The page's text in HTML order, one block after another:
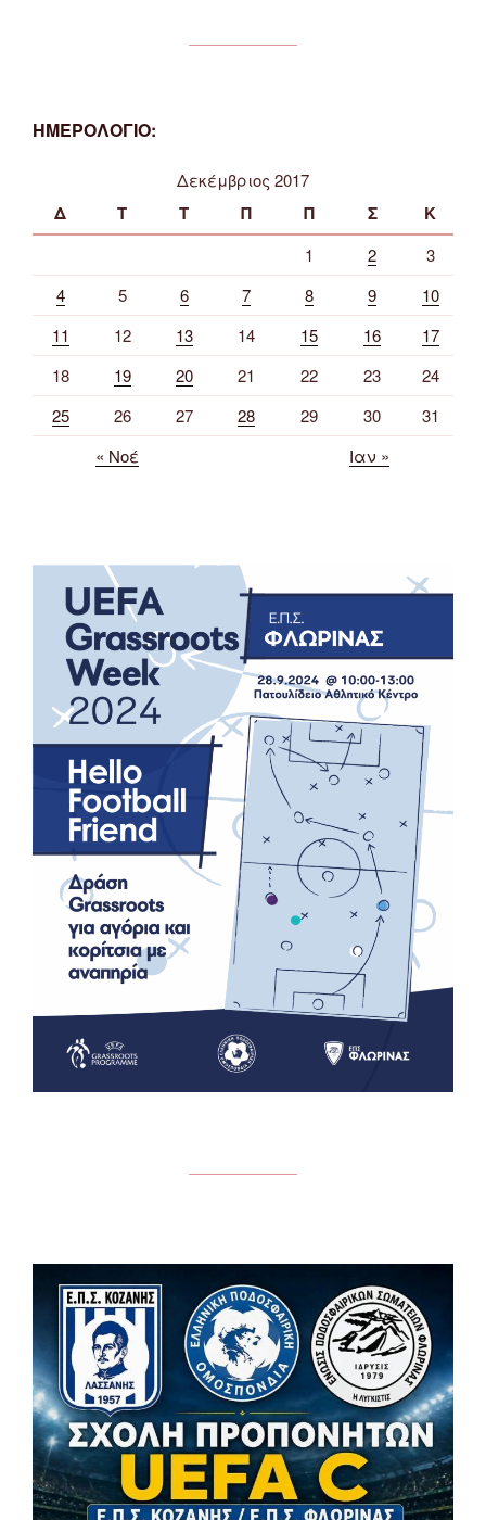
ΗΜΕΡΟΛΟΓΙΟ:
Δεκέμβριος 2017
Δ Τ Τ Π Π Σ Κ
1 2
3
4
5 6 7 8 9
10
11
12 13 14 15 16
17
18
19 20 21 22 23
24
25
26 27 28 29 30
31
« Νοέ
Ιαν »